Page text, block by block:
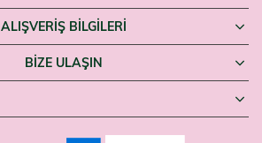
ALIŞVERİŞ BİLGİLERİ
BIZE ULAŞIN